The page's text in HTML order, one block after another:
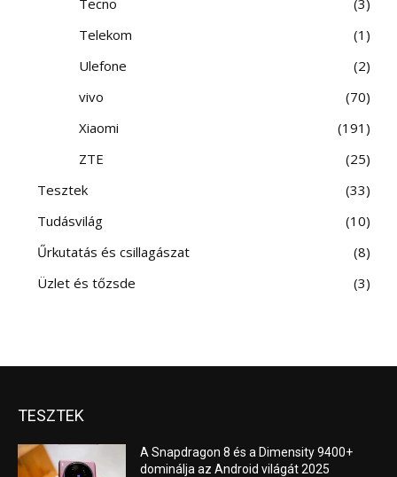
Telekom
1
Ulefone
2
vivo
70
Xiaomi
191
ZTE
25
Tesztek
33
Tudásvilág
10
Űrkutatás és csillagászat
8
Üzlet és tőzsde
3
TESZTEK
A Snapdragon 8 és a Dimensity 9400+
dominálja az Android világát 2025